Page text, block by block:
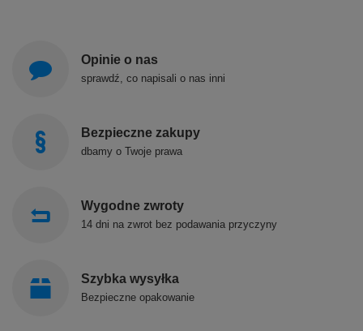
Opinie o nas
sprawdź, co napisali o nas inni
Bezpieczne zakupy
dbamy o Twoje prawa
Wygodne zwroty
14 dni na zwrot bez podawania przyczyny
Szybka wysyłka
Bezpieczne opakowanie